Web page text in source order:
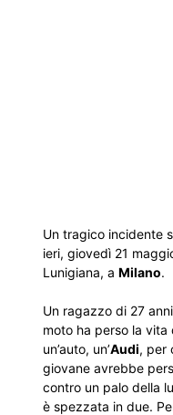
Un tragico incidente
ieri, giovedì 21
Lunigiana, a Milano.
Un ragazzo di 27
moto ha perso la vita
un’auto, un’Audi, per
giovane avrebbe
contro un palo della
è spezzata in due.